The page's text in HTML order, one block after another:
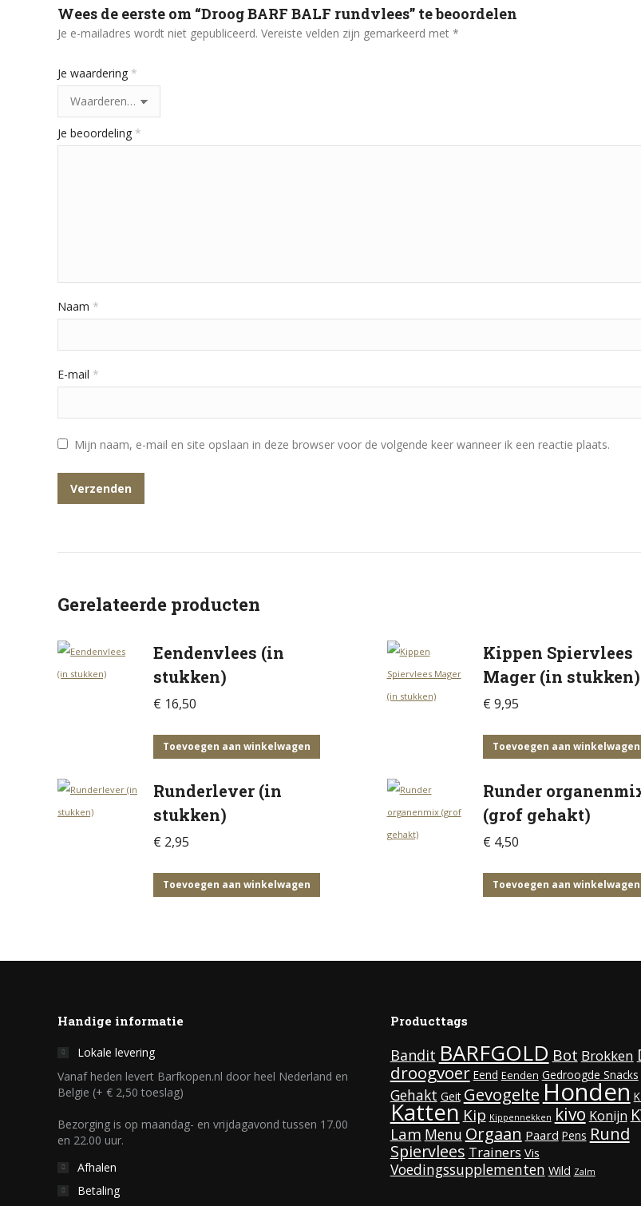
Wees de eerste om “Droog BARF BALF rundvlees” te beoordelen
Je e-mailadres wordt niet gepubliceerd. Vereiste velden zijn gemarkeerd met *
Je waardering *
Je beoordeling *
Naam *
E-mail *
Mijn naam, e-mail en site opslaan in deze browser voor de volgende keer wanneer ik een reactie plaats.
Gerelateerde producten
Eendenvlees (in
stukken)
€ 16,50
Toevoegen aan winkelwagen
Kippen Spiervlees
Mager (in stukken)
€ 9,95
Toevoegen aan winkelwagen
Runderlever (in
stukken)
€ 2,95
Toevoegen aan winkelwagen
Runder
(grof gehakt)
€ 4,50
Toevoegen aan winkelwagen
Handige informatie
Lokale levering
Vanaf heden levert Barfkopen.nl door heel Nederland en
Belgie (+ € 2,50 toeslag)
Bezorging is op maandag- en vrijdagavond tussen 17.00
en 22.00 uur.
Afhalen
Betaling
Producttags
Bandit BARFGOLD Bot Brokken
droogvoer Eend Eenden Gedroogde Snacks
Gehakt Geit Gevogelte Honden
Katten Kip Kippennekken kivo Konijn
Lam Menu Orgaan Paard Pens Rund
Spiervlees Trainers Vis
Voedingssupplementen Wild Zalm